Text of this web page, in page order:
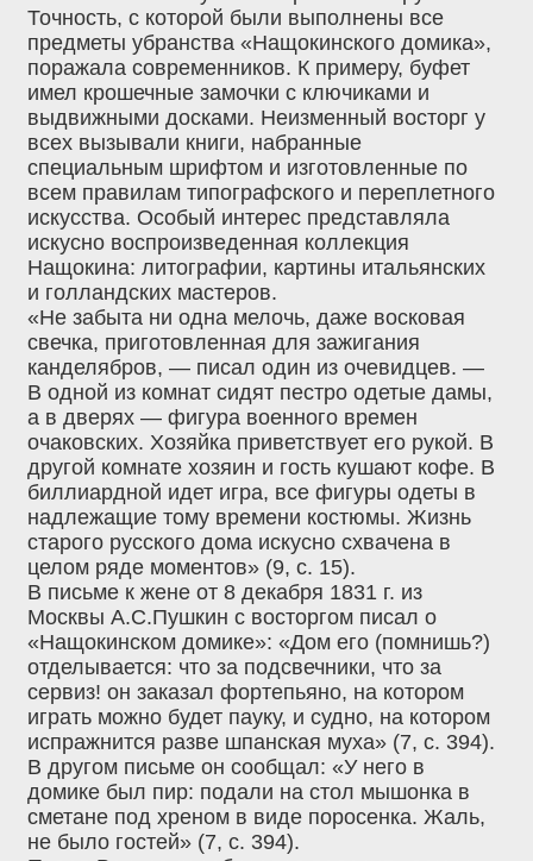
Точность, с которой были выполнены все
предметы убранства «Нащокинского домика»,
поражала современников. К примеру, буфет
имел крошечные замочки с ключиками и
выдвижными досками. Неизменный восторг у
всех вызывали книги, набранные
специальным шрифтом и изготовленные по
всем правилам типографского и переплетного
искусства. Особый интерес представляла
искусно воспроизведенная коллекция
Нащокина: литографии, картины итальянских
и голландских мастеров.
«Не забыта ни одна мелочь, даже восковая
свечка, приготовленная для зажигания
канделябров, — писал один из очевидцев. —
В одной из комнат сидят пестро одетые дамы,
а в дверях — фигура военного времен
очаковских. Хозяйка приветствует его рукой. В
другой комнате хозяин и гость кушают кофе. В
биллиардной идет игра, все фигуры одеты в
надлежащие тому времени костюмы. Жизнь
старого русского дома искусно схвачена в
целом ряде моментов» (9, с. 15).
В письме к жене от 8 декабря 1831 г. из
Москвы А.С.Пушкин с восторгом писал о
«Нащокинском домике»: «Дом его (помнишь?)
отделывается: что за подсвечники, что за
сервиз! он заказал фортепьяно, на котором
играть можно будет пауку, и судно, на котором
испражнится разве шпанская муха» (7, с. 394).
В другом письме он сообщал: «У него в
домике был пир: подали на стол мышонка в
сметане под хреном в виде поросенка. Жаль,
не было гостей» (7, с. 394).